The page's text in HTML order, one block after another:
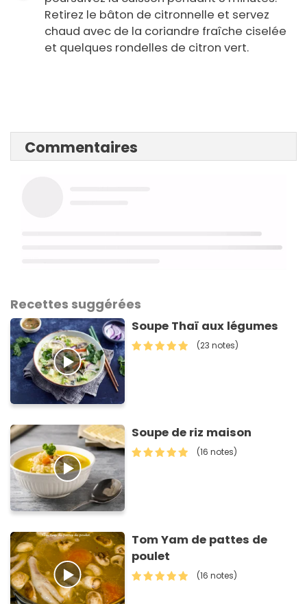
Retirez le bâton de citronnelle et servez
chaud avec de la coriandre fraîche ciselée
et quelques rondelles de citron vert.
Commentaires
Recettes suggérées
Soupe Thaï aux légumes
(23 notes)
Soupe de riz maison
(16 notes)
Tom Yam de pattes de
poulet
(16 notes)